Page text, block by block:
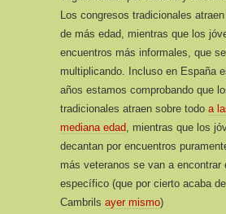
Los congresos tradicionales
de más edad, mientras que los
encuentros más informales, que
multiplicando. Incluso en España
años estamos comprobando que
tradicionales atraen sobre todo a
mediana edad, mientras que los
decantan por encuentros
más veteranos se van a encontrar
específico (que por cierto acaba
Cambrils ayer mismo)